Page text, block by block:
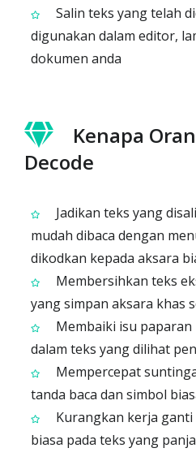
Salin teks yang telah
digunakan dalam editor,
dokumen anda
Kenapa
Decode
Jadikan teks yang
mudah dibaca dengan
dikodkan kepada aksara
Membersihkan teks
yang simpan aksara khas
Membaiki isu
dalam teks yang dilihat
Mempercepat
tanda baca dan simbol
Kurangkan kerja
biasa pada teks yang